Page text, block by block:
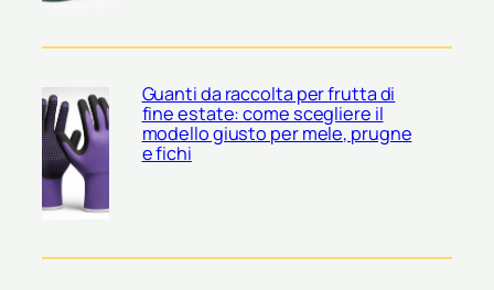
Guanti da raccolta per frutta di
fine estate: come scegliere il
modello giusto per mele, prugne
e fichi